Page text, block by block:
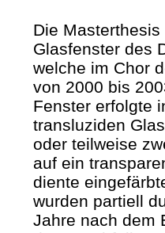
Die
Glasfenster des
welche im Chor
von 2000 bis
Fenster erfolgte
transluziden
oder teilweise
auf ein
diente
wurden partiell
Jahre nach dem